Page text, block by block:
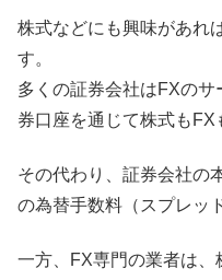
株式などにも興味があれ
す。
多くの証券会社はFXの
券口座を通じて株式もFX
その代わり、証券会社の
の為替手数料（スプレッ
一方、FX専門の業者は